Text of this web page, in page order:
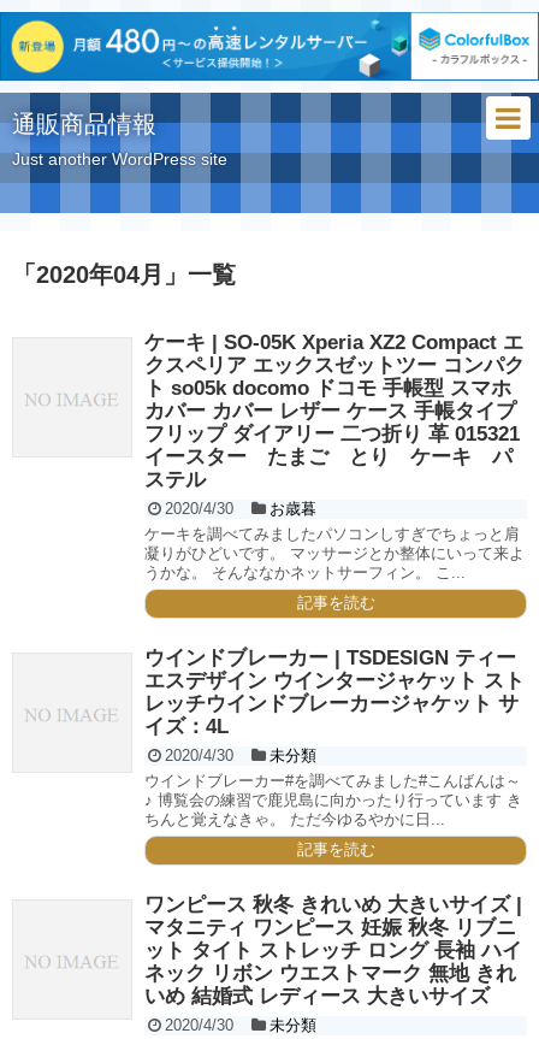
通販商品情報
Just another WordPress site
「 2020年04月 」 一覧
ケーキ | SO-05K Xperia XZ2 Compact エ
クスペリア エックスゼットツー コンパク
ト so05k docomo ドコモ 手帳型 スマホ
カバー カバー レザー ケース 手帳タイプ
フリップ ダイアリー 二つ折り 革 015321
イースター たまご とり ケーキ パ
ステル
2020/4/30
お歳暮
ケーキを調べてみましたパソコンしすぎでちょっと肩
凝りがひどいです。 マッサージとか整体にいって来よ
うかな。 そんななかネットサーフィン。 こ...
記事を読む
ウインドブレーカー | TSDESIGN ティー
エスデザイン ウインタージャケット スト
レッチウインドブレーカージャケット サ
イズ：4L
2020/4/30
未分類
ウインドブレーカー#を調べてみました#こんばんは～
♪ 博覧会の練習で鹿児島に向かったり行っています き
ちんと覚えなきゃ。 ただ今ゆるやかに日...
記事を読む
ワンピース 秋冬 きれいめ 大きいサイズ |
マタニティ ワンピース 妊娠 秋冬 リブニ
ット タイト ストレッチ ロング 長袖 ハイ
ネック リボン ウエストマーク 無地 きれ
いめ 結婚式 レディース 大きいサイズ
2020/4/30
未分類